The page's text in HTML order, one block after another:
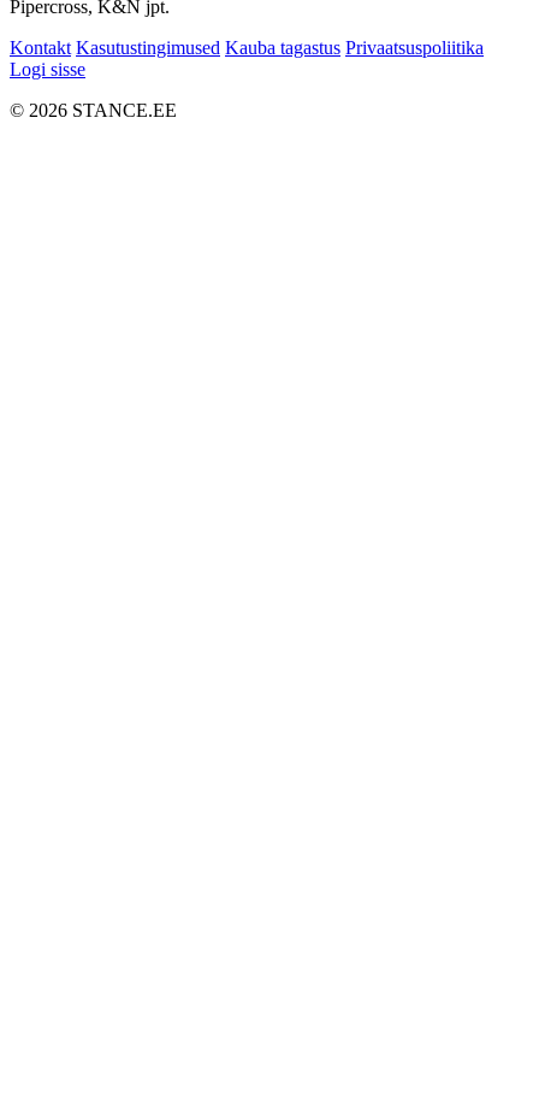
Pipercross, K&N jpt.
Kontakt Kasutustingimused Kauba tagastus Privaatsuspoliitika
Logi sisse
© 2026 STANCE.EE